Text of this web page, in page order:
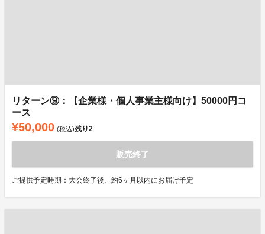
リターン⑨：【企業様・個人事業主様向け】50000円コ
ース
¥50,000 (税込)残り2
販売終了
ご提供予定時期：大会終了後、約6ヶ月以内にお届け予定